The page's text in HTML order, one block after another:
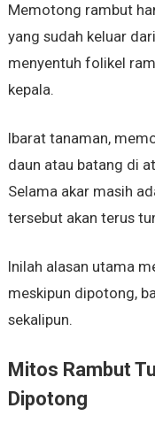
Memotong rambut
yang sudah keluar
menyentuh folikel
kepala.
Ibarat tanaman,
daun atau batang di
Selama akar masih
tersebut akan terus
Inilah alasan utama
meskipun dipotong,
sekalipun.
Mitos Rambut
Dipotong